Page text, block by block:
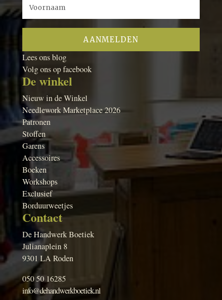
Lees ons blog
Volg ons op facebook
De winkel
Nieuw in de Winkel
Needlework Marketplace 2026
Patronen
Stoffen
Garens
Accessoires
Boeken
Workshops
Exclusief
Borduurweetjes
Contact
De Handwerk Boetiek
Julianaplein 8
9301 LA Roden
050 50 16285
info@dehandwerkboetiek.nl